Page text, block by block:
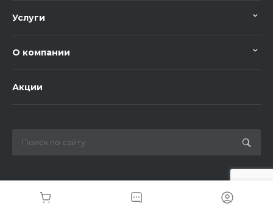
Услуги
О компании
Акции